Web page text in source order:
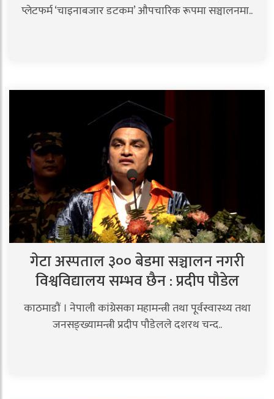
प्लेटफर्म ‘चाइनाबजार डटकम’ औपचारिक रूपमा सञ्चालनमा..
गेटा अस्पताल ३०० बेडमा सञ्चालन नगरी
विश्वविद्यालय सम्भव छैन : प्रदीप पौडेल
काठमाडौं । नेपाली कांग्रेसका महामन्त्री तथा पूर्वस्वास्थ्य तथा
जनसङ्ख्यामन्त्री प्रदीप पौडेलले दशरथ चन्द..